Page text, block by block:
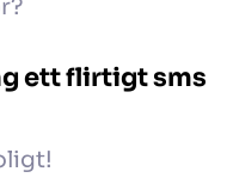
ett flirtigt sms